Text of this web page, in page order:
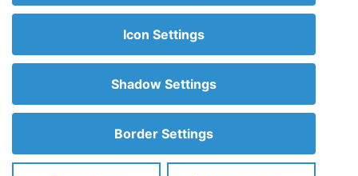
Icon Settings
Shadow Settings
Border Settings